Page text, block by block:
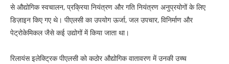
से औद्योगिक स्वचालन, प्रक्रिया नियंत्रण और गति नियंत्रण अनुप्रयोगों के लिए
डिज़ाइन किए गए थे। पीएलसी का उपयोग ऊर्जा, जल उपचार, विनिर्माण और
पेट्रोकेमिकल जैसे कई उद्योगों में किया जाता था।
रिलायंस इलेक्ट्रिक पीएलसी को कठोर औद्योगिक वातावरण में उनकी उच्च